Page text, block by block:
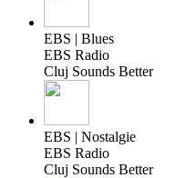
EBS | Blues
EBS Radio
Cluj Sounds Better
EBS | Nostalgie
EBS Radio
Cluj Sounds Better